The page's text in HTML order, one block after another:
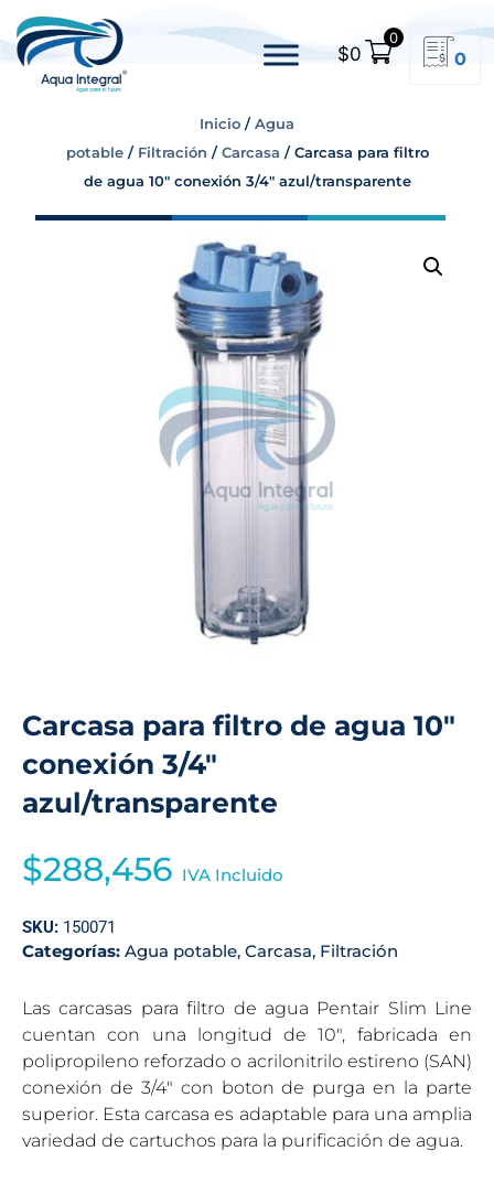
$0
0
0
Inicio /Agua
potable/ Filtración /Carcasa / Carcasa para filtro
de agua 10″ conexión 3/4″ azul/transparente
Carcasa para filtro de agua 10″
conexión 3/4″
azul/transparente
$288,456 IVA Incluido
SKU: 150071
Categorías: Agua potable, Carcasa, Filtración
Las carcasas para filtro de agua Pentair Slim Line
cuentan con una longitud de 10″, fabricada en
polipropileno reforzado o acrilonitrilo estireno (SAN)
conexión de 3/4″ con boton de purga en la parte
superior. Esta carcasa es adaptable para una amplia
variedad de cartuchos para la purificación de agua.